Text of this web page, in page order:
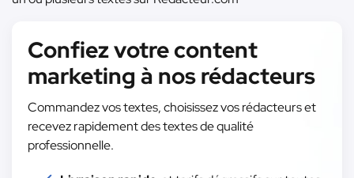
Confiez votre content
marketing à nos rédacteurs
Commandez vos textes, choisissez vos rédacteurs et
recevez rapidement des textes de qualité
professionnelle.